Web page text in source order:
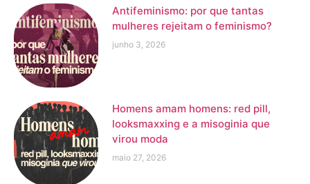
Antifeminismo: por que tantas
mulheres rejeitam o feminismo?
junho 3, 2026
Homens amam homens: red pill,
looksmaxxing e a misoginia que
virou moda
maio 27, 2026